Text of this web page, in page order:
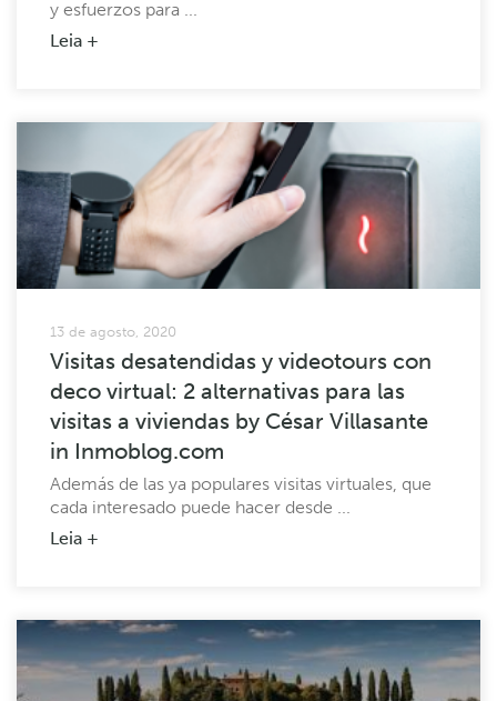
y esfuerzos para ...
Leia +
13 de agosto, 2020
Visitas desatendidas y videotours con
deco virtual: 2 alternativas para las
visitas a viviendas by César Villasante
in Inmoblog.com
Además de las ya populares visitas virtuales, que
cada interesado puede hacer desde ...
Leia +